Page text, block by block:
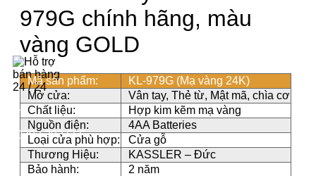
2-3 năm
Hotline-Zalo
0393.392.666
979G chính hãng, màu
vàng GOLD
Mã sản phẩm:
KL-979G (Mạ vàng 24K)
Mở cửa:
Vân tay, Thẻ từ, Mật mã, chìa cơ
Chất liệu:
Hợp kim kẽm mạ vàng
Nguồn điện:
4AA Batteries
Loại cửa phù hợp:
Cửa gỗ
Thương Hiệu:
KASSLER – Đức
Bảo hành:
2 năm